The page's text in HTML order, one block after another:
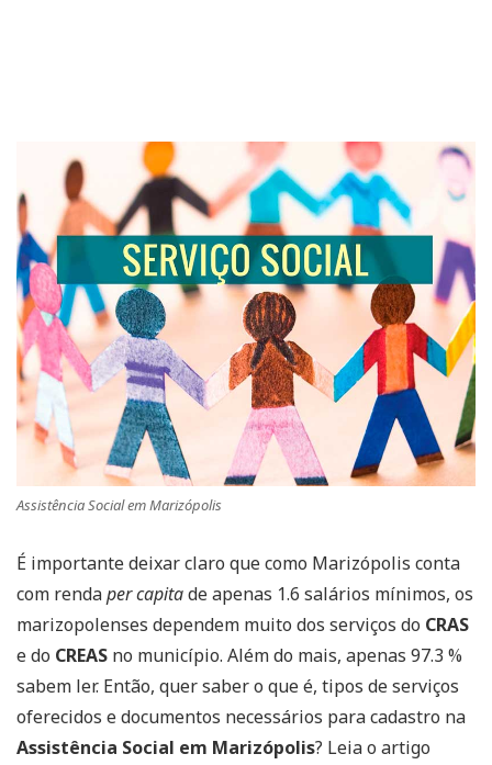
Assistência Social em Marizópolis
É importante deixar claro que como Marizópolis conta
com rendaper capitade apenas 1.6 salários mínimos, os
marizopolenses dependem muito dos serviços do CRAS
e do CREAS no município. Além do mais, apenas 97.3 %
sabem ler. Então, quer saber o que é, tipos de serviços
oferecidos e documentos necessários para cadastro na
Assistência Social em Marizópolis? Leia o artigo